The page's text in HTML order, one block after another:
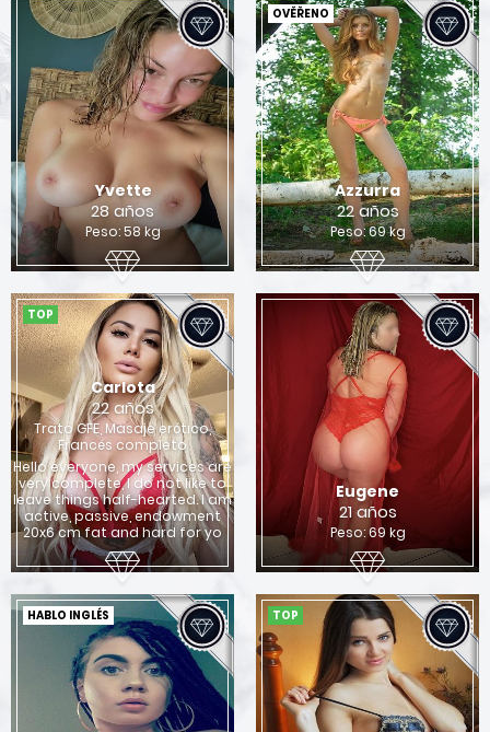
Yvette
28 años
Peso: 58 kg
OVĚŘENO
Azzurra
22 años
Peso: 69 kg
TOP
Carlota
22 años
Trato GFE, Masaje erótico,
Francés completo
Hello everyone, my services are
very complete, I do not like to
leave things half-hearted. I am
active, passive, endowment
20x6 cm fat and hard for yo
Eugene
21 años
Peso: 69 kg
HABLO INGLÉS TOP